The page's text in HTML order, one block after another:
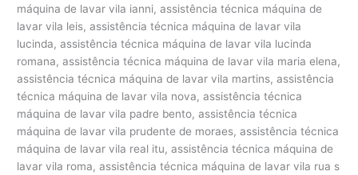
máquina de lavar vila ianni, assistência técnica máquina de
lavar vila leis, assistência técnica máquina de lavar vila
lucinda, assistência técnica máquina de lavar vila lucinda
romana, assistência técnica máquina de lavar vila maria elena,
assistência técnica máquina de lavar vila martins, assistência
técnica máquina de lavar vila nova, assistência técnica
máquina de lavar vila padre bento, assistência técnica
máquina de lavar vila prudente de moraes, assistência técnica
máquina de lavar vila real itu, assistência técnica máquina de
lavar vila roma, assistência técnica máquina de lavar vila rua s